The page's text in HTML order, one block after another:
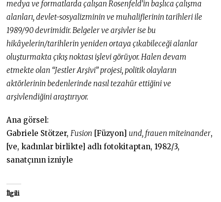
medya ve formatlarda çalışan Rosenfeld’in başlıca çalışma
alanları, devlet-sosyalizminin ve muhaliflerinin tarihleri ile
1989/90 devrimidir. Belgeler ve arşivler ise bu
hikâyelerin/tarihlerin yeniden ortaya çıkabileceği alanlar
oluşturmakta çıkış noktası işlevi görüyor. Halen devam
etmekte olan “Jestler Arşivi” projesi, politik olayların
aktörlerinin bedenlerinde nasıl tezahür ettiğini ve
arşivlendiğini araştırıyor.
Ana görsel:
Gabriele Stötzer,Fusion [Füzyon] und, frauen miteinander,
[ve, kadınlar birlikte] adlı fotokitaptan, 1982/3,
sanatçının izniyle
İlgili